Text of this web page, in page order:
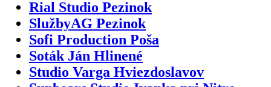
Rial Studio Pezinok
SlužbyAG Pezinok
Sofi Production Poša
Soták Ján Hlinené
Studio Varga Hviezdoslavov